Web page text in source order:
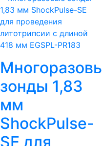
зонды 1,83
мм
ShockPulse-
SE для